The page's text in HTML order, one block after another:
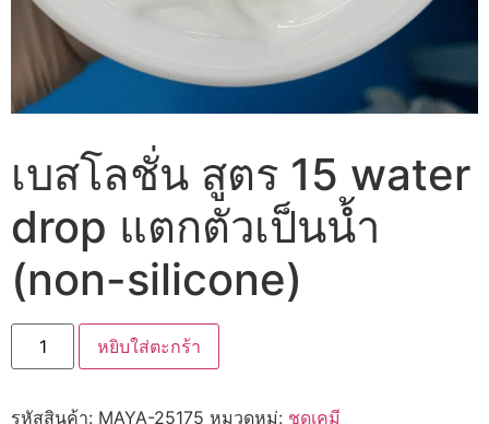
เบสโลชั่น สูตร 15 water
drop แตกตัวเป็นน้ำ
(non-silicone)
หยิบใส่ตะกร้า
รหัสสินค้า: MAYA-25175 หมวดหมู่: ชุดเคมี